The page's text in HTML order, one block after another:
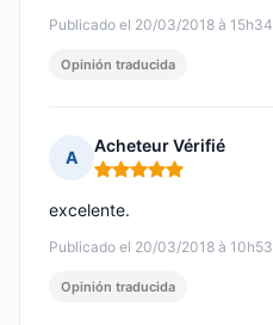
Publicado el 20/03/2018 à 15h34
Opinión traducida
A
Acheteur Vérifié
Nota: 5 de 5
Publicado el 20/03/2018 à 10h53
excelente.
Opinión traducida